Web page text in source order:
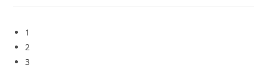
1
2
3